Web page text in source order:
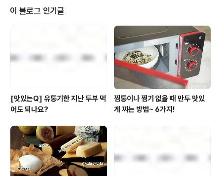
넘쳐난다. 더불어 새학기를 맞아 자녀교육에 더욱 힘쓸 학
부모들도 설레는 것은 마찬가지이다. 설렘 가득! 의욕 백배!
새학기 맞이 다짐에 힘을 보태줄 다양한 이벤트를 소개한
다. ◆ 3월 온라인에서는 새학기를 응원하는 이벤트가 한
창 3월 온라인에서는 홈페이지를 통해 새학기를 시작하는
학생들을 위한 이벤트가 풍성하다...
이 블로그 인기글
[맛있는Q] 유통기한 지난 두부 먹
어도 되나요?
찜통이나 찜기 없을 때 만두 맛있
게 찌는 방법~ 6가지!